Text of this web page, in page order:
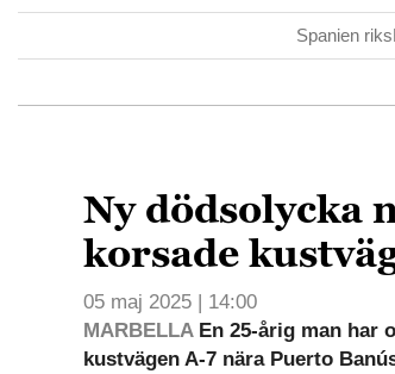
Spanien riks
Ny dödsolycka
korsade
05 maj 2025 | 14:00
MARBELLAEn 25-årig man har
kustvägen A-7 nära Puerto